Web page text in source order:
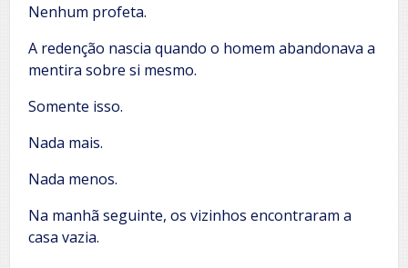
Nenhum profeta.
A redenção nascia quando o homem abandonava a
mentira sobre si mesmo.
Somente isso.
Nada mais.
Nada menos.
Na manhã seguinte, os vizinhos encontraram a
casa vazia.